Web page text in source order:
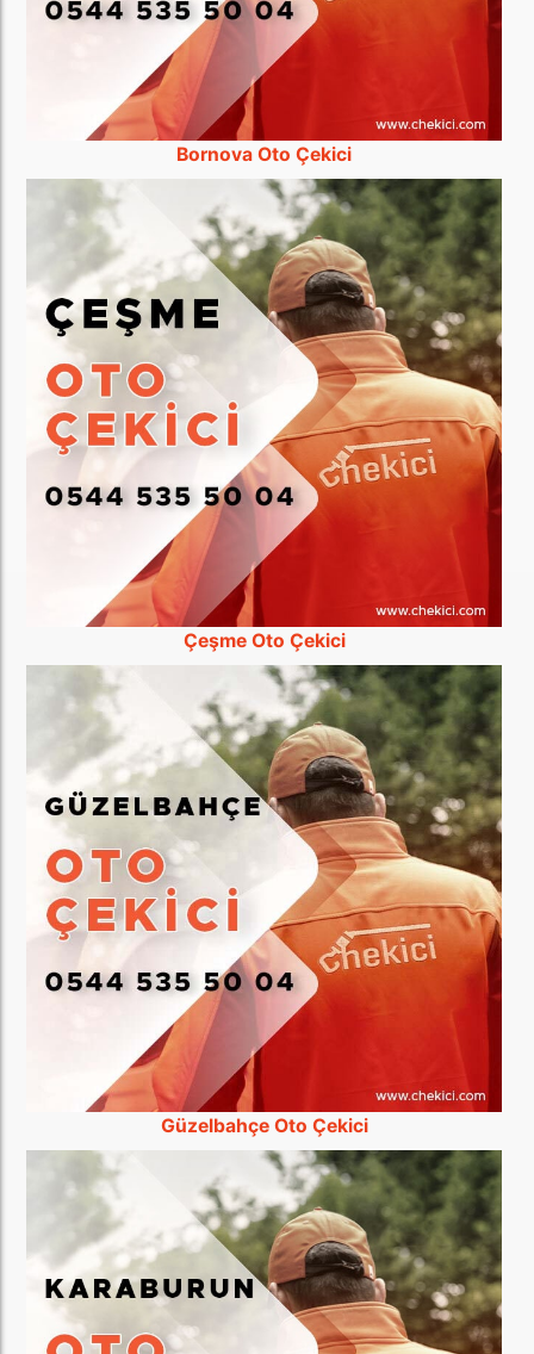
Bornova Oto Çekici
Çeşme Oto Çekici
Güzelbahçe Oto Çekici